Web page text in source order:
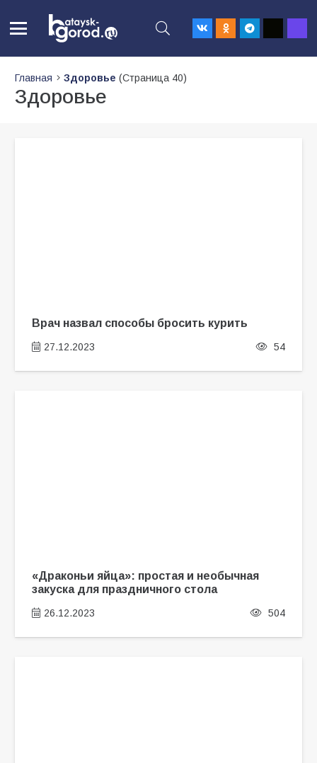
Главная Здоровье (Страница 40)
Здоровье
Врач назвал способы бросить курить
27.12.2023 54
«Драконьи яйца»: простая и необычная
закуска для праздничного стола
26.12.2023 504